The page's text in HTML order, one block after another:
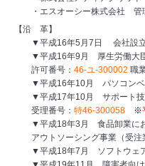
・エスオーシー株式会社 管
【沿 革】
▼平成16年5月7日 会社設
▼平成16年9月 厚生労働大
許可番号： 46-ユ-300002 職
▼平成16年10月 パソコンベ
▼平成17年10月 サポート技
受理番号： 特46-300058 ※
▼平成18年3月 食品卸業に
アウトソーシング事業（受注
▼平成18年7月 ソフトウェア